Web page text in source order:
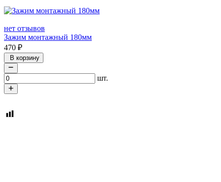
нет отзывов
Зажим монтажный 180мм
470 ₽
В корзину
шт.